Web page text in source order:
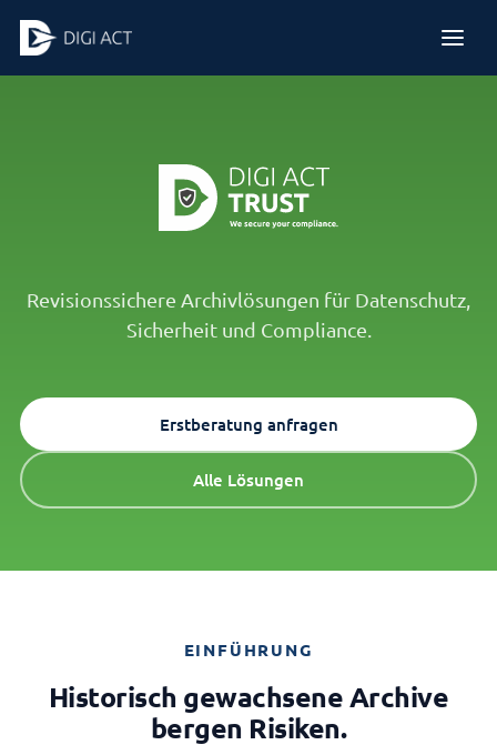
Revisionssichere Archivlösungen für Datenschutz,
Sicherheit und Compliance.
Erstberatung anfragen
Alle Lösungen
EINFÜHRUNG
Historisch gewachsene Archive
bergen Risiken.